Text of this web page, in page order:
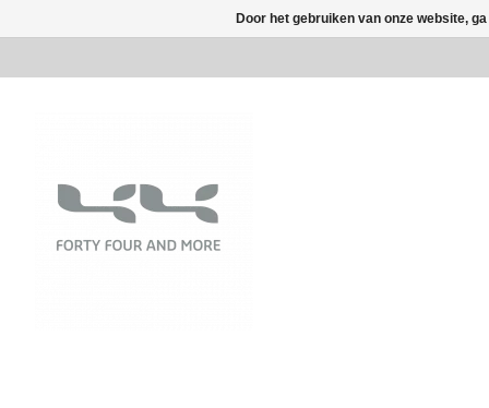
Door het gebruiken van onze website,